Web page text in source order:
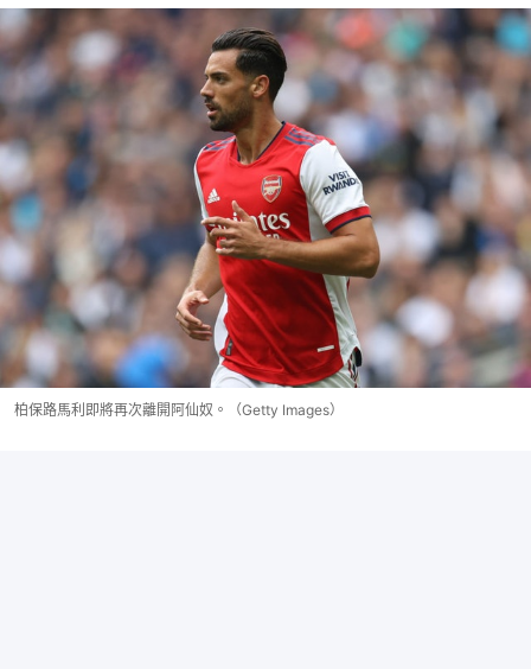
柏保路馬利即將再次離開阿仙奴。（Getty Images）